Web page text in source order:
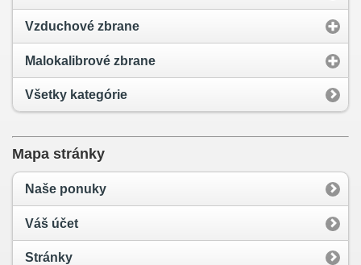
Vzduchové zbrane
Malokalibrové zbrane
Všetky kategórie
Mapa stránky
Naše ponuky
Váš účet
Stránky